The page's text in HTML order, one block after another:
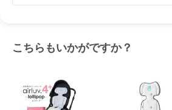
こちらもいかがですか？